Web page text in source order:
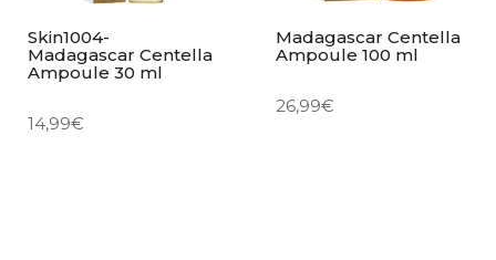
Skin1004-
Madagascar Centella
Ampoule 30 ml
14,99€
Madagascar Centella
Ampoule 100 ml
26,99€